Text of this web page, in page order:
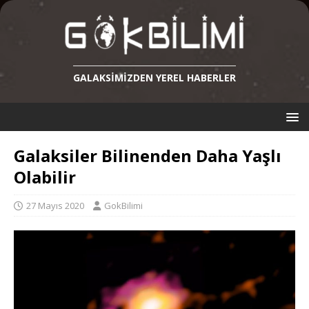
GALAKSIMIZDEN YEREL HABERLER
Galaksiler Bilinenden Daha Yaşlı
Olabilir
27 Mayıs 2020 GokBilimi